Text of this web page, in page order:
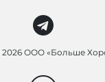
2026 ООО «Больше